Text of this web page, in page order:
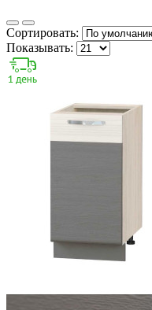
Сортировать:
Показывать: